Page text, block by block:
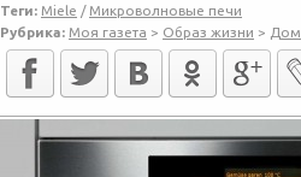
Теги: Miele / Микроволновые печи
Рубрика: Моя газета > Образ жизни > Дом